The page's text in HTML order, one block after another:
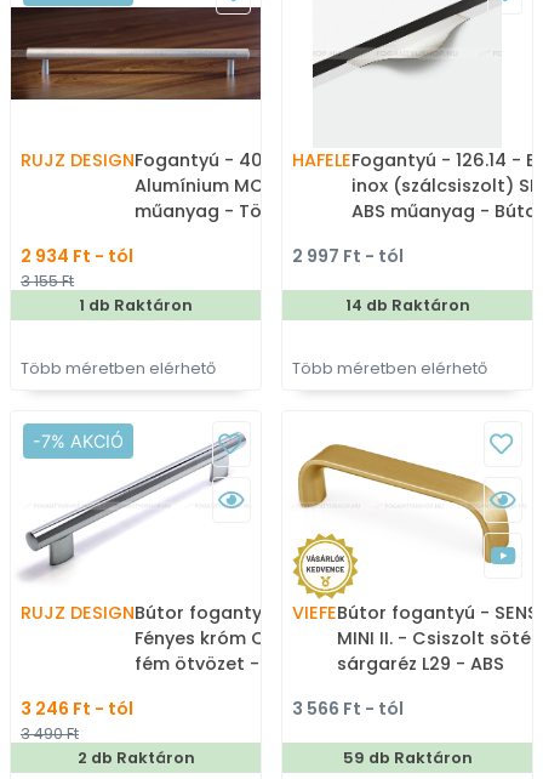
RUJZ DESIGNFogantyú - 404.16b -
Alumínium MCrE - ABS
műanyag - Több
2 934 Ft - tól
3 155 Ft
1 db Raktáron
Több méretben elérhető
HAFELEFogantyú - 126.14 -
inox (szálcsiszolt)
ABS műanyag -
fogantyú
2 997 Ft - tól
14 db Raktáron
Több méretben elérhető
-7% AKCIÓ
RUJZ DESIGNBútor fogantyú - 242.13 -
Fényes króm Cr - Zamak
fém ötvözet - Több
3 246 Ft - tól
3 490 Ft
2 db Raktáron
VIEFEBútor fogantyú -
MINI II. - Csiszolt sötét
sárgaréz L29 - ABS
méretben gyártott
színes fém
bútorfogantyú
3 566 Ft - tól
59 db Raktáron